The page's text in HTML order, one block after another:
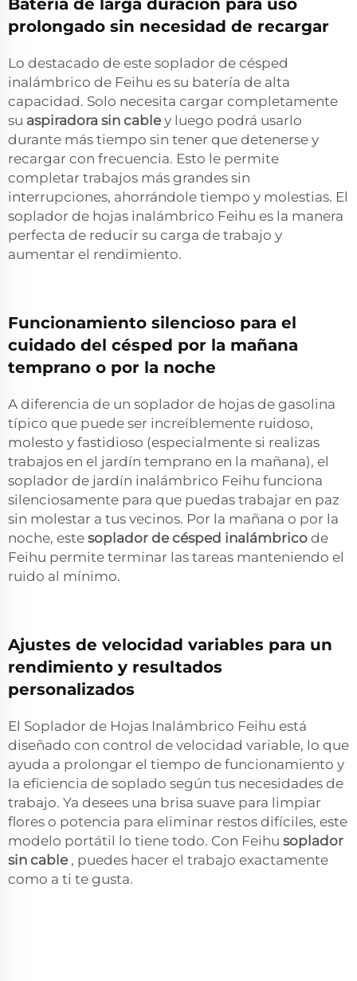
Batería de larga duración para uso
prolongado sin necesidad de recargar
Lo destacado de este soplador de césped
inalámbrico de Feihu es su batería de alta
capacidad. Solo necesita cargar completamente
su aspiradora sin cabley luego podrá usarlo
durante más tiempo sin tener que detenerse y
recargar con frecuencia. Esto le permite
completar trabajos más grandes sin
interrupciones, ahorrándole tiempo y molestias. El
soplador de hojas inalámbrico Feihu es la manera
perfecta de reducir su carga de trabajo y
aumentar el rendimiento.
Funcionamiento silencioso para el
cuidado del césped por la mañana
temprano o por la noche
A diferencia de un soplador de hojas de gasolina
típico que puede ser increíblemente ruidoso,
molesto y fastidioso (especialmente si realizas
trabajos en el jardín temprano en la mañana), el
soplador de jardín inalámbrico Feihu funciona
silenciosamente para que puedas trabajar en paz
sin molestar a tus vecinos. Por la mañana o por la
noche, este soplador de césped inalámbrico de
Feihu permite terminar las tareas manteniendo el
ruido al mínimo.
Ajustes de velocidad variables para un
rendimiento y resultados
personalizados
El Soplador de Hojas Inalámbrico Feihu está
diseñado con control de velocidad variable, lo que
ayuda a prolongar el tiempo de funcionamiento y
la eficiencia de soplado según tus necesidades de
trabajo. Ya desees una brisa suave para limpiar
flores o potencia para eliminar restos difíciles, este
modelo portátil lo tiene todo. Con Feihu soplador
sin cable , puedes hacer el trabajo exactamente
como a ti te gusta.